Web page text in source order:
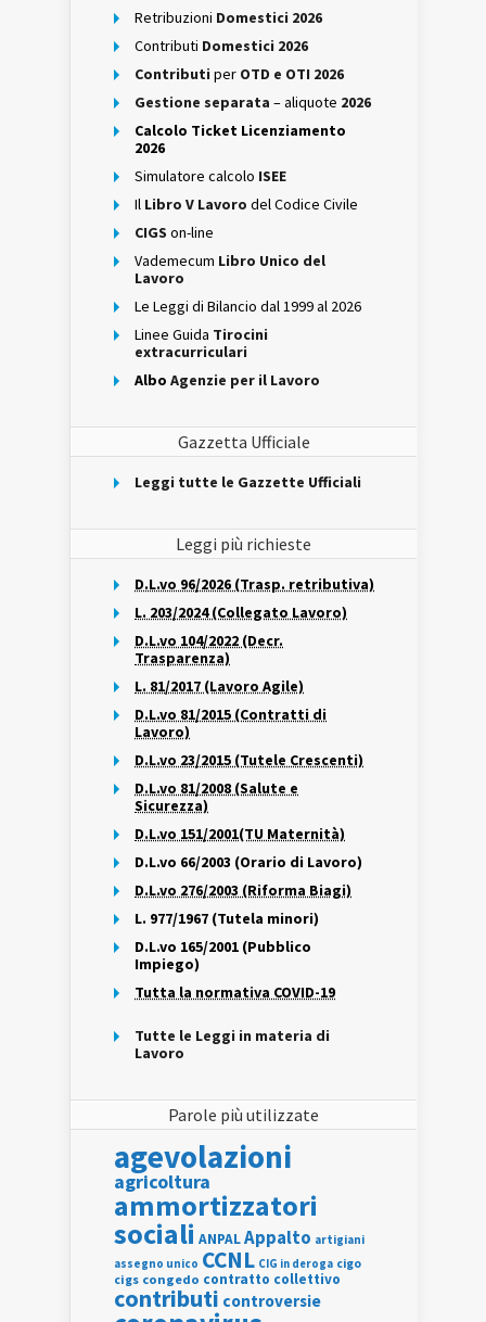
Retribuzioni Domestici 2026
Contributi Domestici 2026
Contributi per OTD e OTI 2026
Gestione separata – aliquote 2026
Calcolo Ticket Licenziamento
2026
Simulatore calcolo ISEE
Il Libro V Lavoro del Codice Civile
CIGS on-line
Vademecum Libro Unico del
Lavoro
Le Leggi di Bilancio dal 1999 al 2026
Linee Guida Tirocini
extracurriculari
Albo Agenzie per il Lavoro
Gazzetta Ufficiale
Leggi tutte le Gazzette Ufficiali
Leggi più richieste
D.L.vo 96/2026 (Trasp. retributiva)
L. 203/2024 (Collegato Lavoro)
D.L.vo 104/2022 (Decr.
Trasparenza)
L. 81/2017 (Lavoro Agile)
D.L.vo 81/2015 (Contratti di
Lavoro)
D.L.vo 23/2015 (Tutele Crescenti)
D.L.vo 81/2008 (Salute e
Sicurezza)
D.L.vo 151/2001(TU Maternità)
D.L.vo 66/2003 (Orario di Lavoro)
D.L.vo 276/2003 (Riforma Biagi)
L. 977/1967 (Tutela minori)
D.L.vo 165/2001 (Pubblico
Impiego)
Tutta la normativa COVID-19
Tutte le Leggi in materia di
Lavoro
Parole più utilizzate
agevolazioni
agricoltura
ammortizzatori
sociali ANPALAppalto artigiani
assegno unico CCNL CIG in deroga cigo
cigs congedo contratto collettivo
contributi controversie